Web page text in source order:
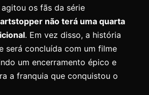
os fãs da série
não terá uma quarta
. Em vez disso, a história
será concluída com um filme
um encerramento épico e
a franquia que conquistou o